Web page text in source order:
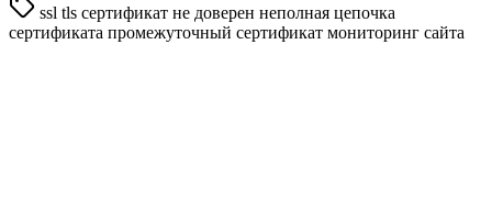
ssl tls сертификат не доверен неполная цепочка
сертификата промежуточный сертификат мониторинг сайта